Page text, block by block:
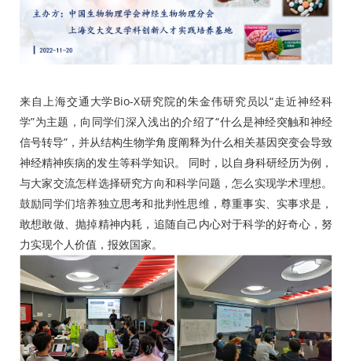
来自上海交通大学Bio-X研究院的朱金伟研究员以“走近神经科
学”为主题，向同学们深入浅出的介绍了“什么是神经突触和神经
信号转导”，并从结构生物学角度阐释为什么相关基因突变会导致
神经精神疾病的发生等科学知识。 同时，以自身科研经历为例，
与大家交流怎样选择研究方向和科学问题，怎么实现学术理想。
鼓励同学们培养独立思考和批判性思维，尊重事实、实事求是，
敢想敢做、抛掉精神内耗，追随自己内心对于科学的好奇心，努
力实现个人价值，报效国家。